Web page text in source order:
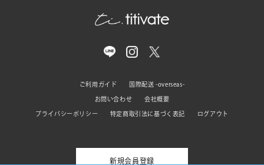
ご利用ガイド 国際配送 -overseas-
お問い合わせ 会社概要
プライバシーポリシー 特定商取引法に基づく表記 ログアウト
新規会員登録